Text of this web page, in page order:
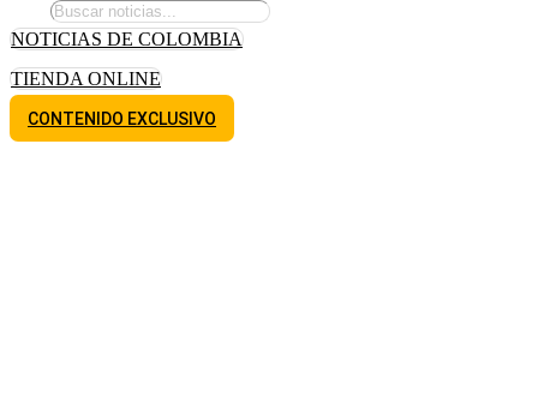
NOTICIAS DE COLOMBIA
TIENDA ONLINE
CONTENIDO EXCLUSIVO